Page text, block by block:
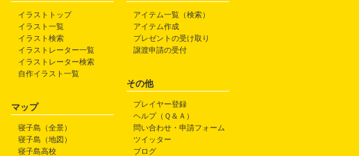
イラストトップ
イラスト一覧
イラスト検索
イラストレーター一覧
イラストレーター検索
自作イラスト一覧
マップ
寝子島（全景）
寝子島（地図）
寝子島高校
アイテム一覧（検索）
アイテム作成
プレゼントの受け取り
譲渡申請の受付
その他
プレイヤー登録
ヘルプ（Ｑ＆Ａ）
問い合わせ・申請フォーム
ツイッター
ブログ